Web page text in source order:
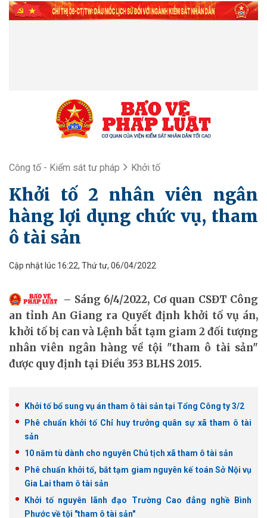
Công tố - Kiểm sát tư pháp Khởi tố
Khởi tố 2 nhân viên ngân
hàng lợi dụng chức vụ, tham
ô tài sản
Cập nhật lúc 16:22, Thứ tư, 06/04/2022
Sáng 6/4/2022, Cơ quan CSĐT Công
an tỉnh An Giang ra Quyết định khởi tố vụ án,
khởi tố bị can và Lệnh bắt tạm giam 2 đối tượng
nhân viên ngân hàng về tội "tham ô tài sản"
được quy định tại Điều 353 BLHS 2015.
Khởi tố bổ sung vụ án tham ô tài sản tại Tổng Công ty 3/2
Phê chuẩn khởi tố Chỉ huy trưởng quân sự xã tham ô tài
sản
10 năm tù dành cho nguyên Chủ tịch xã tham ô tài sản
Phê chuẩn khởi tố, bắt tạm giam nguyên kế toán Sở Nội vụ
Gia Lai tham ô tài sản
Khởi tố nguyên lãnh đạo Trường Cao đẳng nghề Bình
Phước về tội "tham ô tài sản"